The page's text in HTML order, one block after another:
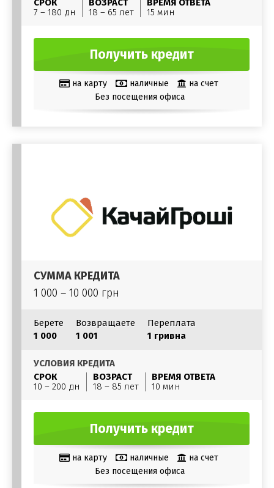
СРОК
7 – 180 дн
ВОЗРАСТ
18 – 65 лет
ВРЕМЯ ОТВЕТА
15 мин
Получить кредит
на карту наличные
на счет
Без посещения офиса
СУММА КРЕДИТА
1 000 – 10 000 грн
Берете
1 000
Возвращаете
1 001
Переплата
1 гривна
УСЛОВИЯ КРЕДИТА
СРОК
10 – 200 дн
ВОЗРАСТ
18 – 85 лет
ВРЕМЯ ОТВЕТА
10 мин
Получить кредит
на карту наличные
на счет
Без посещения офиса